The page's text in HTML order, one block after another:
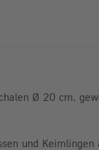
Ø 20 cm,
und